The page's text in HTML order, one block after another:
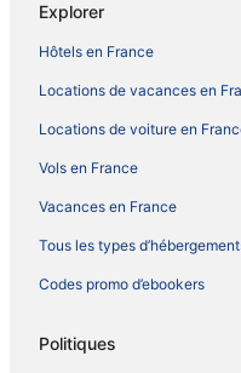
Explorer
Hôtels en France
Locations de vacances en
Locations de voiture en
Vols en France
Vacances en France
Tous les types
Codes promo d’ebookers
Politiques